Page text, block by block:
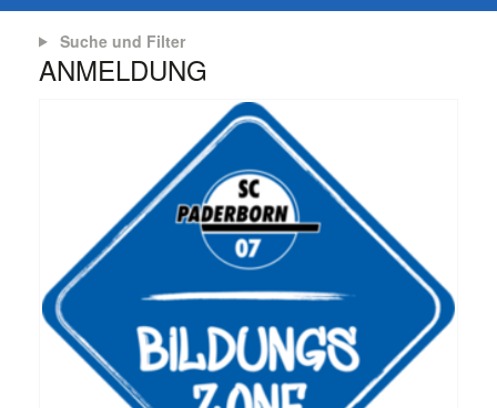
Suche und Filter
ANMELDUNG